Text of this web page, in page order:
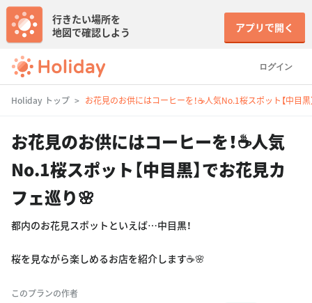
ログイン
行きたい場所を
地図で確認しよう
アプリで開く
Holiday トップ お花見のお供にはコーヒーを！☕️人気No.1桜スポット【中目
お花見のお供にはコーヒーを！☕️人気
No.1桜スポット【中目黒】でお花見カ
フェ巡り🌸
都内のお花見スポットといえば…中目黒！
桜を見ながら楽しめるお店を紹介します☕️🌸
このプランの作者